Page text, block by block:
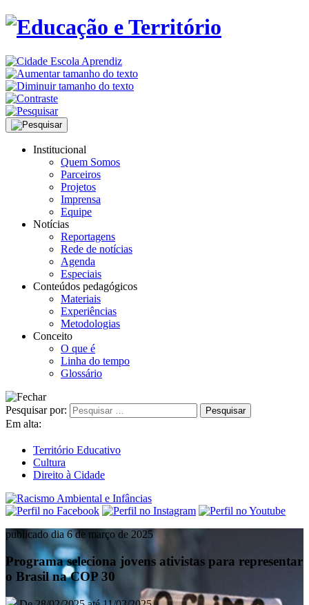
Institucional
Quem Somos
Parceiros
Projetos
Imprensa
Equipe
Notícias
Reportagens
Rede de notícias
Agenda
Especiais
Conteúdos pedagógicos
Materiais
Experiências
Metodologias
Conceito
O que é
Linha do tempo
Glossário
Pesquisar por:
Em alta:
Território Educativo
Cultura
Direito à Cidade
publicado dia 6 de março de 2025
Programa seleciona jovens ativistas para representar
o Brasil na COP 30